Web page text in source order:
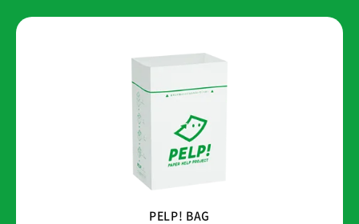
PELP! BAG